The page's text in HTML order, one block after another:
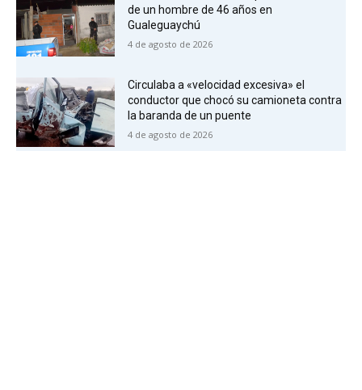
de un hombre de 46 años en
Gualeguaychú
4 de agosto de 2026
Circulaba a «velocidad excesiva» el
conductor que chocó su camioneta contra
la baranda de un puente
4 de agosto de 2026